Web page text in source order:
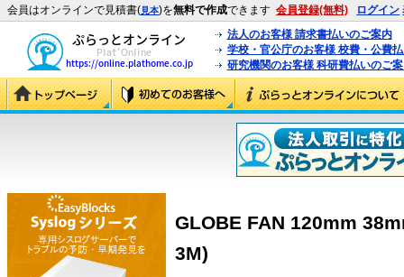
会員はオンラインで見積書(見本)を無料で作成できます 会員登録(無料) ログイン
法人のお客様 請求書払いのご案内
学校・官公庁のお客様 校費・公費
研究機関のお客様 科研費払いのご
GLOBE FAN 120mm
3M)